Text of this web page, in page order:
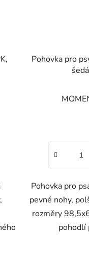
Pohovka pro
Pohovka pro
pevné nohy,
rozměry
pohodlí